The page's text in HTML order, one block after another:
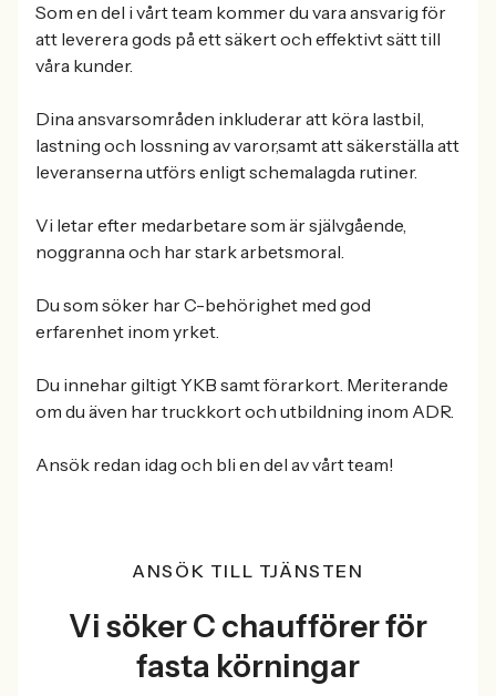
Som en del i vårt team kommer du vara ansvarig för
att leverera gods på ett säkert och effektivt sätt till
våra kunder.
Dina ansvarsområden inkluderar att köra lastbil,
lastning och lossning av varor,samt att säkerställa att
leveranserna utförs enligt schemalagda rutiner.
Vi letar efter medarbetare som är självgående,
noggranna och har stark arbetsmoral.
Du som söker har C-behörighet med god
erfarenhet inom yrket.
Du innehar giltigt YKB samt förarkort. Meriterande
om du även har truckkort och utbildning inom ADR.
Ansök redan idag och bli en del av vårt team!
ANSÖK TILL TJÄNSTEN
Vi söker C chaufförer för
fasta körningar